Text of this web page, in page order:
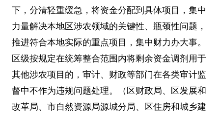
下，分清轻重缓急，将资金分配到具体项目，集中
力量解决本地区涉农领域的关键性、瓶颈性问题，
推进符合本地实际的重点项目，集中财力办大事。
区级按规定在统筹整合范围内将剩余资金调剂用于
其他涉农项目的，审计、财政等部门在各类审计监
督中不作为违规问题处理。（区财政局、区发展和
改革局、市自然资源局源城分局、区住房和城乡建